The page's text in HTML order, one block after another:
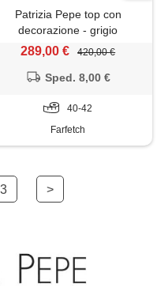
Patrizia Pepe top con
decorazione - grigio
289,00 € 420,00 €
Sped. 8,00 €
40-42
Farfetch
3 >